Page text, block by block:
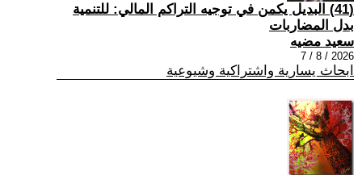
(41) البديل يكمن في توجيه التراكم المالي: للتنمية
بدل المضاربات
سعيد مضيه
2026 / 8 / 7
ابحاث يسارية واشتراكية وشيوعية